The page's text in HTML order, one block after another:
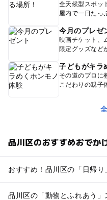
全天候型スポッ
屋内で一日たっ
今月のプレゼ
映画チケット、
限定グッズなど
子どもがキラ
その道のプロに
こだわりの親子
品川区のおすすめおでか
おすすめ！品川区の「日帰り
品川区の「動物とふれあう」